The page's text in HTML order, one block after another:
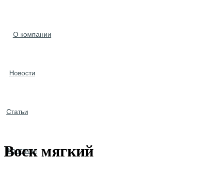
О компании
Новости
Статьи
Контакты
Воск мягкий